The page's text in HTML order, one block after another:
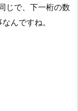
じで、下一桁の数
んですね。